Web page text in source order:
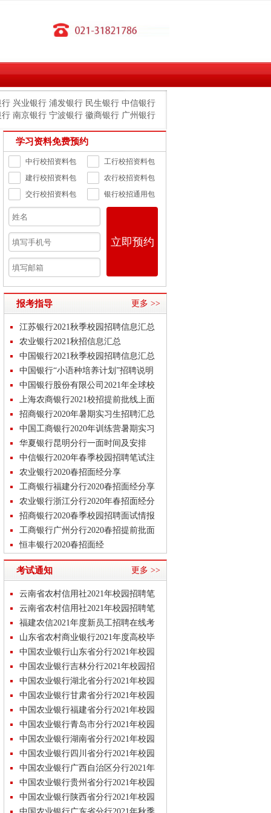
行 兴业银行 浦发银行 民生银行 中信银行
行 南京银行 宁波银行 徽商银行 广州银行
学习资料免费预约
中行校招资料包
工行校招资料包
建行校招资料包
农行校招资料包
交行校招资料包
银行校招通用包
报考指导 更多 >>
江苏银行2021秋季校园招聘信息汇总
农业银行2021秋招信息汇总
中国银行2021秋季校园招聘信息汇总
中国银行“小语种培养计划”招聘说明
中国银行股份有限公司2021年全球校
园招聘
上海农商银行2021校招提前批线上面
试指南
招商银行2020年暑期实习生招聘汇总
中国工商银行2020年训练营暑期实习
生招聘
华夏银行昆明分行一面时间及安排
中信银行2020年春季校园招聘笔试注
意事项
农业银行2020春招面经分享
工商银行福建分行2020春招面经分享
农业银行浙江分行2020年春招面经分
享 招商银行2020春季校园招聘面试情报
工商银行广州分行2020春招提前批面
经 恒丰银行2020春招面经
建设银行校招最新面经分享
建设银行往年校招面经分享
建设银行2020春招急救包
中国工商银行2020春季校园招聘考试
内容
考试通知 更多 >>
云南省农村信用社2021年校园招聘笔
试公告
云南省农村信用社2021年校园招聘笔
试安排
福建农信2021年度新员工招聘在线考
试
山东省农村商业银行2021年度高校毕
业生招
中国农业银行山东省分行2021年校园
招聘体
中国农业银行吉林分行2021年校园招
聘差额
中国农业银行湖北省分行2021年校园
招聘体
中国农业银行甘肃省分行2021年校园
招聘和
中国农业银行福建省分行2021年校园
招聘体
中国农业银行青岛市分行2021年校园
招聘差
中国农业银行湖南省分行2021年校园
招聘体
中国农业银行四川省分行2021年校园
招聘和
中国农业银行广西自治区分行2021年
校园招
中国农业银行贵州省分行2021年校园
招聘差
中国农业银行陕西省分行2021年校园